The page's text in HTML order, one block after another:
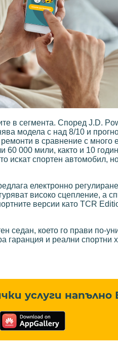
в сегмента. Според J.D.
модела с над 8/10 и
в сравнение с много
60 000 мили, както и 10
искат спортен автомобил,
електронно
високо сцепление, а
версии като TCR
седан, което го прави по-
и реални спортни
услуги напълно